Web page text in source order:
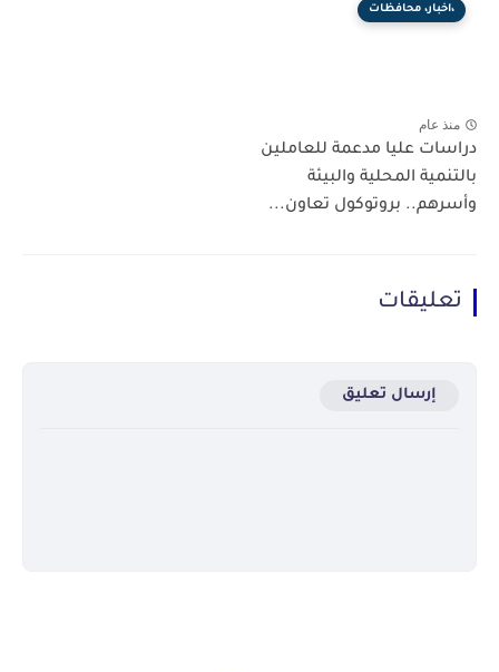
،اخبار، محافظات
منذ عام
دراسات عليا مدعمة للعاملين
بالتنمية المحلية والبيئة
وأسرهم.. بروتوكول تعاون...
تعليقات
إرسال تعليق